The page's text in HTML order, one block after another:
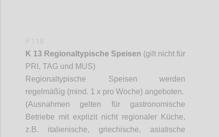
K 13 Regionaltypische Speisen (gilt nicht für
PRI, TAG und MUS)
Regionaltypische Speisen werden
regelmäßig (mind. 1 x pro Woche) angeboten.
(Ausnahmen gelten für gastronomische
Betriebe mit explizit nicht regionaler Küche,
z.B. italienische, griechische, asiatische